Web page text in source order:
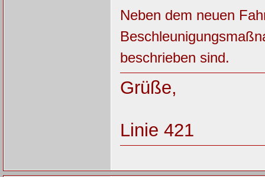
Neben dem neuen
beschrieben sind.
Grüße,
Linie 421